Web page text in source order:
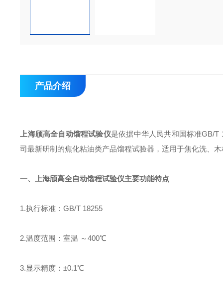
产品介绍
上海颀高全自动馏程试验仪是依据中华人民共和国标准GB/T
司最新研制的焦化粘油类产品馏程试验器，适用于焦化洗、
一、 上海颀高全自动馏程试验仪主要功能特点
1.执行标准：GB/T 18255
2.温度范围：室温 ～400℃
3.显示精度：±0.1℃